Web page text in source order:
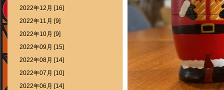
2022年12月 [16]
2022年11月 [9]
2022年10月 [9]
2022年09月 [15]
2022年08月 [14]
2022年07月 [10]
2022年06月 [14]